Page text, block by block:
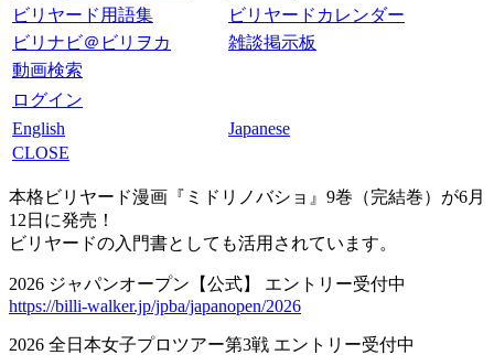
ビリヤード用語集
ビリヤードカレンダー
ビリナビ＠ビリヲカ
雑談掲示板
動画検索
ログイン
English
Japanese
CLOSE
本格ビリヤード漫画『ミドリノバショ』9巻（完結巻）が6月
12日に発売！
ビリヤードの入門書としても活用されています。
2026 ジャパンオープン【公式】 エントリー受付中
https://billi-walker.jp/jpba/japanopen/2026
2026 全日本女子プロツアー第3戦 エントリー受付中